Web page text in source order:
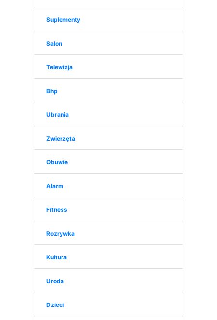
Suplementy
Salon
Telewizja
Bhp
Ubrania
Zwierzęta
Obuwie
Alarm
Fitness
Rozrywka
Kultura
Uroda
Dzieci